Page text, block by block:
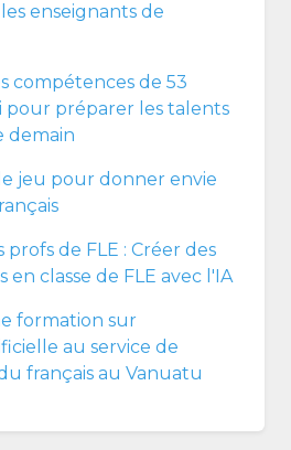
enseignants de
compétences de 53
pour préparer les talents
demain
jeu pour donner envie
profs de FLE : Créer des
classe de FLE avec l'IA
formation sur
au service de
français au Vanuatu